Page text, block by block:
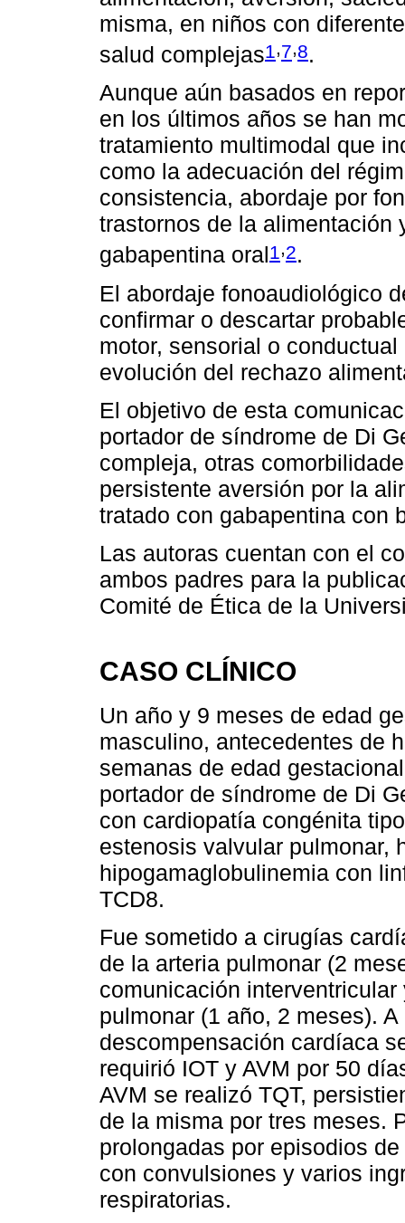
misma, en niños con
salud complejas1,7,8.
Aunque aún basados en
en los últimos años se han
tratamiento multimodal que
como la adecuación del
consistencia, abordaje por
trastornos de la alimentación
gabapentina oral1 ,2.
El abordaje fonoaudiológico
confirmar o descartar
motor, sensorial o
evolución del rechazo
El objetivo de esta
portador de síndrome de Di
compleja, otras
persistente aversión por la
tratado con gabapentina con
Las autoras cuentan con el
ambos padres para la
Comité de Ética de la
CASO CLÍNICO
Un año y 9 meses de edad
masculino, antecedentes de
semanas de edad
portador de síndrome de Di
con cardiopatía congénita
estenosis valvular pulmonar,
hipogamaglobulinemia con
TCD8.
Fue sometido a cirugías
de la arteria pulmonar (2
comunicación
pulmonar (1 año, 2 meses).
descompensación cardíaca
requirió IOT y AVM por 50
AVM se realizó TQT,
de la misma por tres meses.
prolongadas por episodios
con convulsiones y varios
respiratorias.